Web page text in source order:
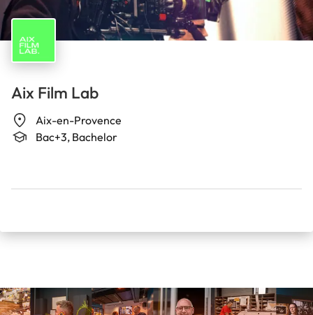
Aix Film Lab
Aix-en-Provence
Bac+3, Bachelor